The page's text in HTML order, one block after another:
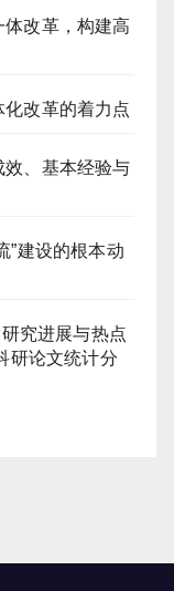
改革，构建高
改革的着力点
、基本经验与
”建设的根本动
究进展与热点
论文统计分